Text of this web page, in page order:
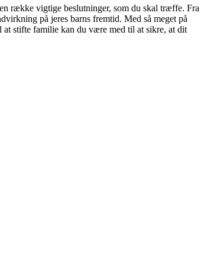
række vigtige beslutninger, som du skal træffe. Fra
på jeres barns fremtid. Med så meget på
stifte familie kan du være med til at sikre, at dit